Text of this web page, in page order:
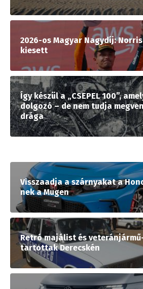
2026-os Magyar Nagydíj:
kiesett
Így készül a „CSEPEL 100”,
dolgozó – de nem tudja
drága
Visszaadja a szárnyakat a
nek a Mugen
Retró majálist és
tartottak Derecskén